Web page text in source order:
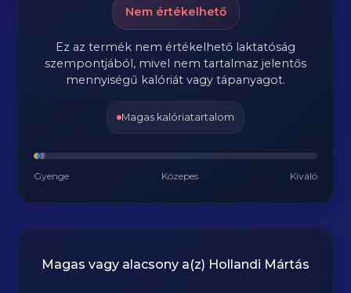
Nem értékelhető
Ez az termék nem értékelhető laktatóság
szempontjából, mivel nem tartalmaz jelentős
mennyiségű kalóriát vagy tápanyagot.
Magas kalóriatartalom
Gyenge Közepes Kiváló
Magas vagy alacsony a(z) Hollandi Mártás